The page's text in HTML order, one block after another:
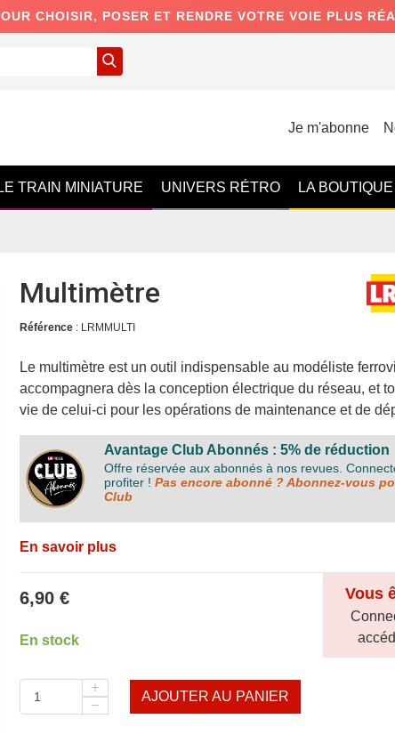
CHOISIR, POSER ET RENDRE VOTRE VOIE PLUS
Je m'abonne
TRAIN MINIATURE UNIVERS RÉTRO LA
Multimètre
Référence : LRMMULTI
Le multimètre est un outil indispensable au modéliste
accompagnera dès la conception électrique du réseau, et
vie de celui-ci pour les opérations de maintenance et de
Avantage Club Abonnés : 5% de réduction
Offre réservée aux abonnés à nos revues.
profiter ! Pas encore abonné ? Abonnez-vous
Club
En savoir plus
6,90 €
En stock
Vous
AJOUTER AU PANIER